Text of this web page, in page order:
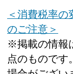
＜消費税率
のご注意＞
※掲載の情報
点のものです